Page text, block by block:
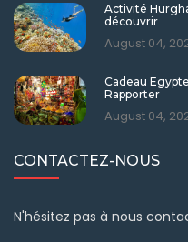
Activité
découvrir
August 04,
Cadeau
Rapporter
August 04,
CONTACTEZ-NOUS
N'hésitez pas à nous